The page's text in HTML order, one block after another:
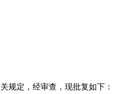
规定，经审查，现批复如下：